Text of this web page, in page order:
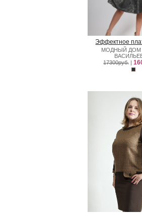
Эффектное
МОДНЫЙ ДОМ
17300руб. |